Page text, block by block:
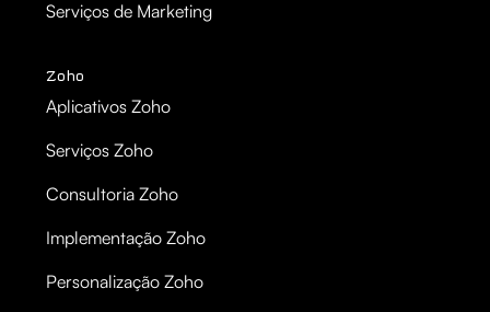
Serviços de Marketing
Zoho
Aplicativos Zoho
Serviços Zoho
Consultoria Zoho
Implementação Zoho
Personalização Zoho